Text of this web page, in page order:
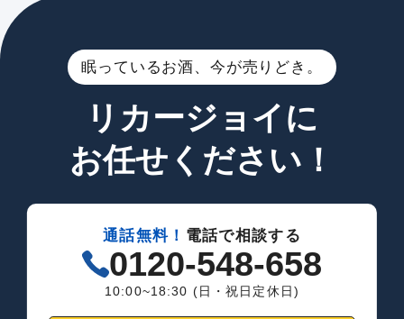
眠っているお酒、今が売りどき。
リカージョイに
お任せください！
通話無料！ 電話で相談する
0120-548-658
10:00~18:30 (日・祝日定休日)